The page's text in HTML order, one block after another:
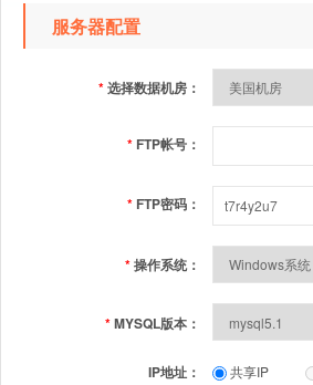
服务器配置
*选择数据机房：
* FTP帐号：
* FTP密码：
*操作系统：
*MYSQL版本：
IP地址： 共享IP